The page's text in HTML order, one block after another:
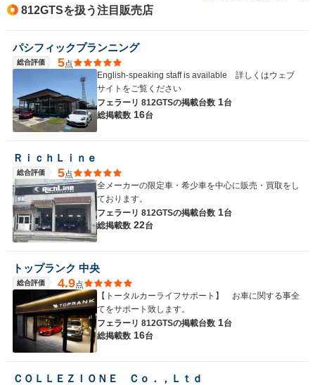
812GTSを扱う注目販売店
パシフィックプランニング
総合評価 5点
English-speaking staff is available 詳しくはウェブ
サイトをご覧ください
フェラーリ 812GTSの掲載台数 1台
総掲載数 16台
ＲｉｃｈＬｉｎｅ
総合評価 5点
全メーカーの限定車・希少車を中心に販売・買取をし
ております。
フェラーリ 812GTSの掲載台数 1台
総掲載数 22台
トップランク 中央
総合評価 4.9点
【トータルカーライフサポート】 お車に関する事全
てをサポート致します。
フェラーリ 812GTSの掲載台数 1台
総掲載数 16台
ＣＯＬＬＥＺＩＯＮＥ Ｃｏ．，Ｌｔｄ